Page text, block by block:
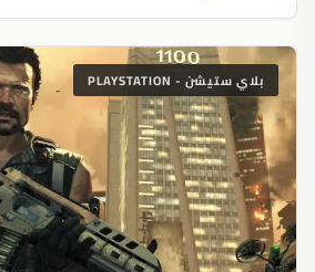
بلاي ستيشن - PLAYSTATION